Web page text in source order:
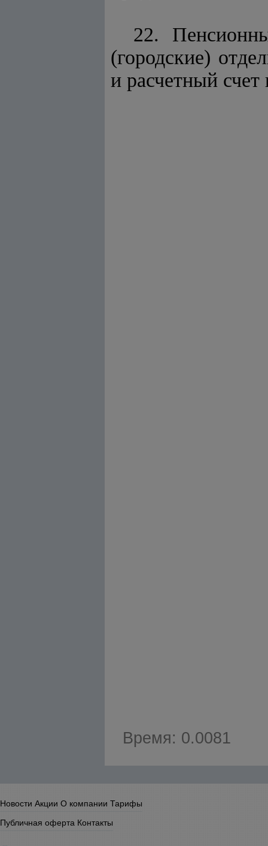
22.
(городские)
и расчетный счет
Время: 0.0081
Новости Акции О компании Тарифы
Публичная оферта Контакты